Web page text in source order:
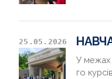
25.05.2026
У межах
го